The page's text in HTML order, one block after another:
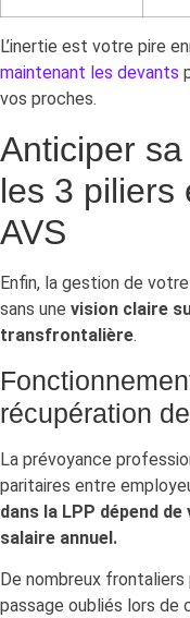
L’inertie est votre pire
maintenant les devants
vos proches.
Anticiper
les 3 piliers
AVS
Enfin, la gestion de
sans une vision claire
transfrontalière.
récupération
La prévoyance
paritaires entre
dans la LPP dépend
salaire annuel.
De nombreux
passage oubliés lors de